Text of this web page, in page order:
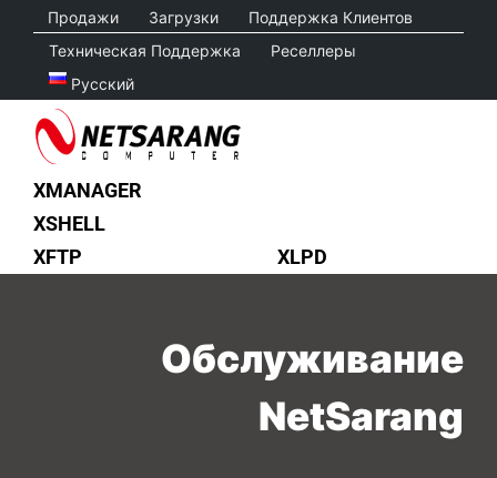
content
Продажи Загрузки
Поддержка Клиентов
Техническая Поддержка
Реселлеры
Русский
XMANAGER
XSHELL
XFTP
XLPD
Обслуживание
NetSarang